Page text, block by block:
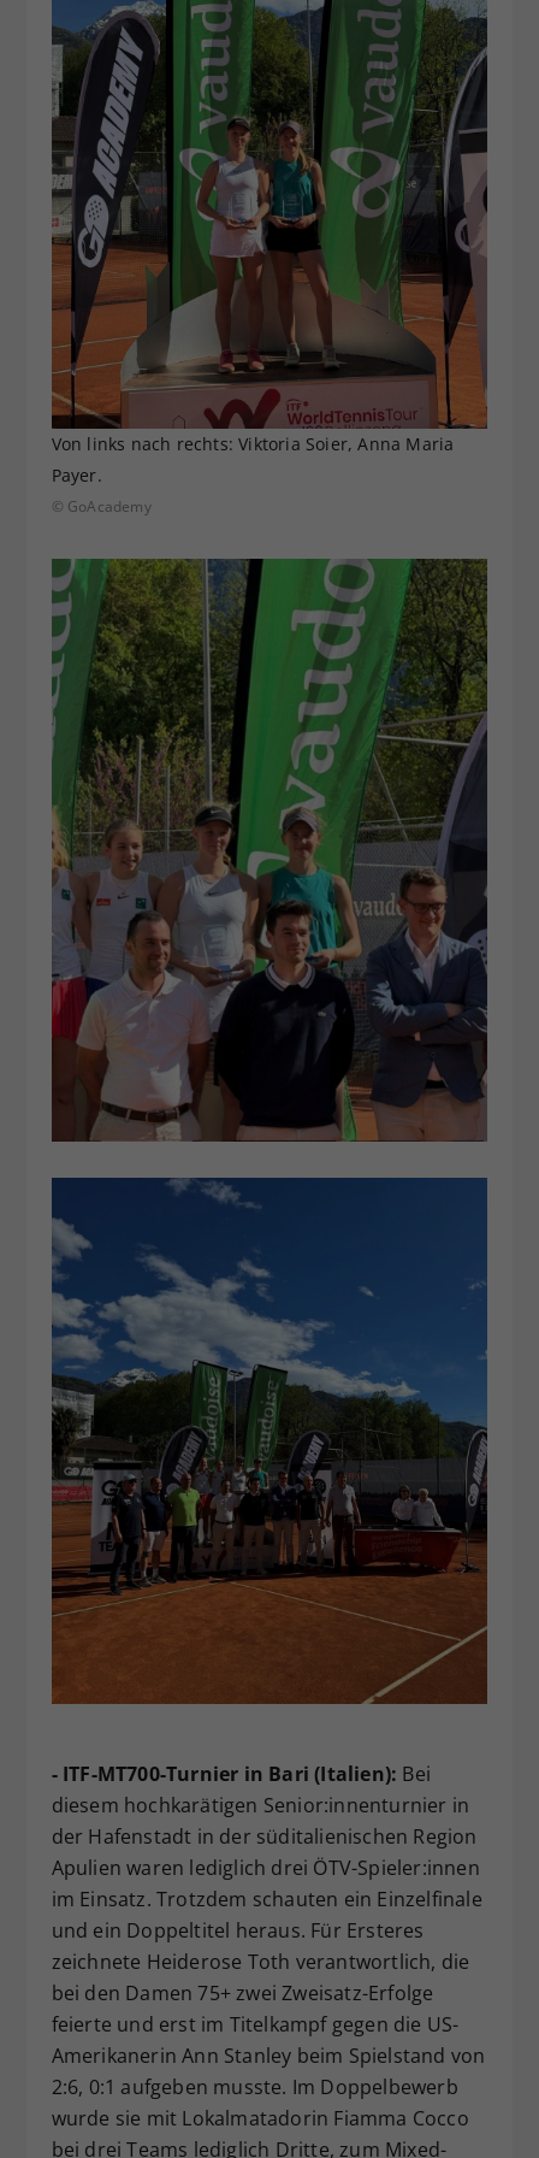
Von links nach rechts: Viktoria Soier, Anna Maria
Payer.
© GoAcademy
- ITF-MT700-Turnier in Bari (Italien): Bei
diesem hochkarätigen Senior:innenturnier in
der Hafenstadt in der süditalienischen Region
Apulien waren lediglich drei ÖTV-Spieler:innen
im Einsatz. Trotzdem schauten ein Einzelfinale
und ein Doppeltitel heraus. Für Ersteres
zeichnete Heiderose Toth verantwortlich, die
bei den Damen 75+ zwei Zweisatz-Erfolge
feierte und erst im Titelkampf gegen die US-
Amerikanerin Ann Stanley beim Spielstand von
2:6, 0:1 aufgeben musste. Im Doppelbewerb
wurde sie mit Lokalmatadorin Fiamma Cocco
bei drei Teams lediglich Dritte, zum Mixed-